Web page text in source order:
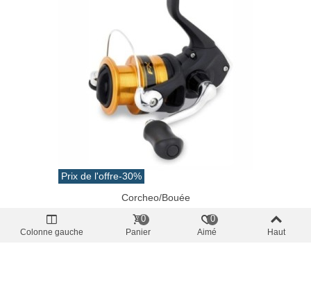
Prix de l'offre-30%
Corcheo/Bouée
Moulinet Shimano AX 2500 FC
19,57 € TTC 27,95 €
Colonne gauche Panier
0
Aimé
0
Haut